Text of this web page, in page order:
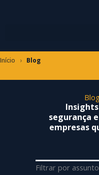
Início › Blog
segurança
empresas
Filtrar por assunto